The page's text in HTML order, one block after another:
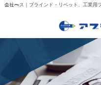
ニュース｜ブラインド・リベット、工業用ファスナーなら横浜にあるアブデルック株式会社へ